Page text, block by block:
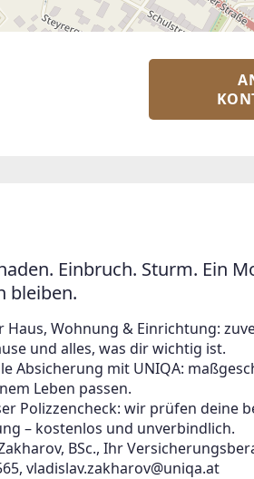
Einbruch. Sturm. Ein
bleiben.
Haus, Wohnung & Einrichtung:
und alles, was dir wichtig ist.
Absicherung mit UNIQA:
Leben passen.
Polizzencheck: wir prüfen deine
– kostenlos und unverbindlich.
BSc., Ihr
vladislav.zakharov@uniqa.at